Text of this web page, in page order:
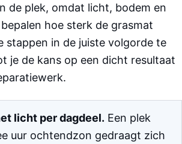
de plek, omdat licht, bodem en
hoe sterk de grasmat
stappen in de juiste volgorde te
je de kans op een dicht resultaat
licht per dagdeel. Een plek
uur ochtendzon gedraagt zich